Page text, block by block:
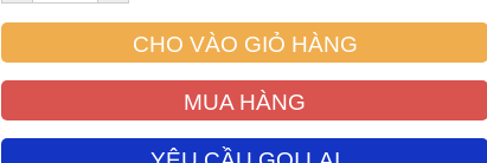
CHO VÀO GIỎ HÀNG
MUA HÀNG